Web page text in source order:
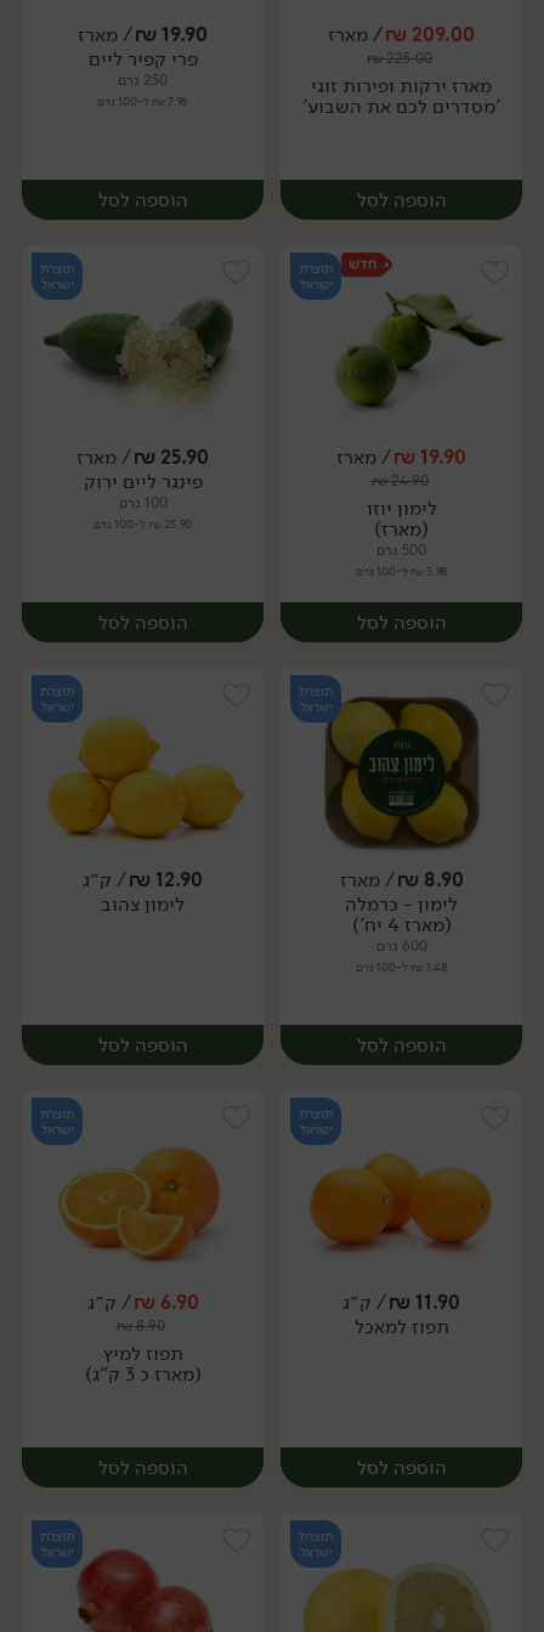
יח׳ ק״ג יח׳ ק״ג
209.00
₪/ מארז
225.00
₪
מארז ירקות ופירות זוגי
'מסדרים לכם את השבוע'
הוספה לסל
מארז
19.90
₪/ מארז
פרי קפיר ליים
250 גרם
7.96 ₪ ל-100 גרם
הוספה לסל
מארז
תוצרת
ישראל
19.90
₪/ מארז
24.90
₪
לימון יוזו
(מארז)
500 גרם
3.98 ₪ ל-100 גרם
הוספה לסל
מארז
תוצרת
ישראל
25.90
₪/ מארז
פינגר ליים ירוק
100 גרם
25.90 ₪ ל-100 גרם
הוספה לסל
מארז
תוצרת
ישראל
8.90
₪/ מארז
לימון - כרמלה
(מארז 4 יח')
600 גרם
1.48 ₪ ל-100 גרם
הוספה לסל
מארז
תוצרת
ישראל
12.90
₪/ ק״ג
לימון צהוב
הוספה לסל
תוצרת
ישראל
11.90
₪/ ק״ג
תפוז למאכל
הוספה לסל
תוצרת
ישראל
6.90
₪/ ק״ג
8.90
₪
תפוז למיץ
(מארז כ 3 ק"ג)
הוספה לסל
תוצרת
ישראל
תוצרת
ישראל